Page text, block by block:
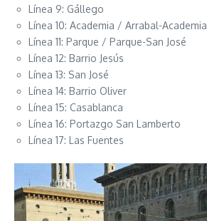
Línea 9: Gállego
Línea 10: Academia / Arrabal-Academia
Línea 11: Parque / Parque-San José
Línea 12: Barrio Jesús
Línea 13: San José
Línea 14: Barrio Oliver
Línea 15: Casablanca
Línea 16: Portazgo San Lamberto
Línea 17: Las Fuentes